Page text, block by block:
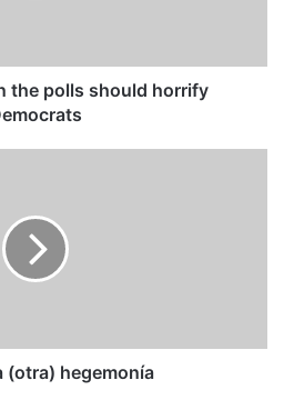
the polls should horrify
(otra) hegemonía